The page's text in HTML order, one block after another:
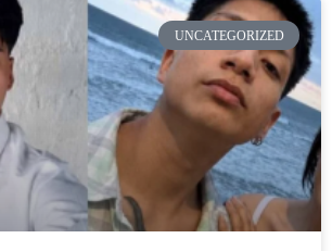
UNCATEGORIZED